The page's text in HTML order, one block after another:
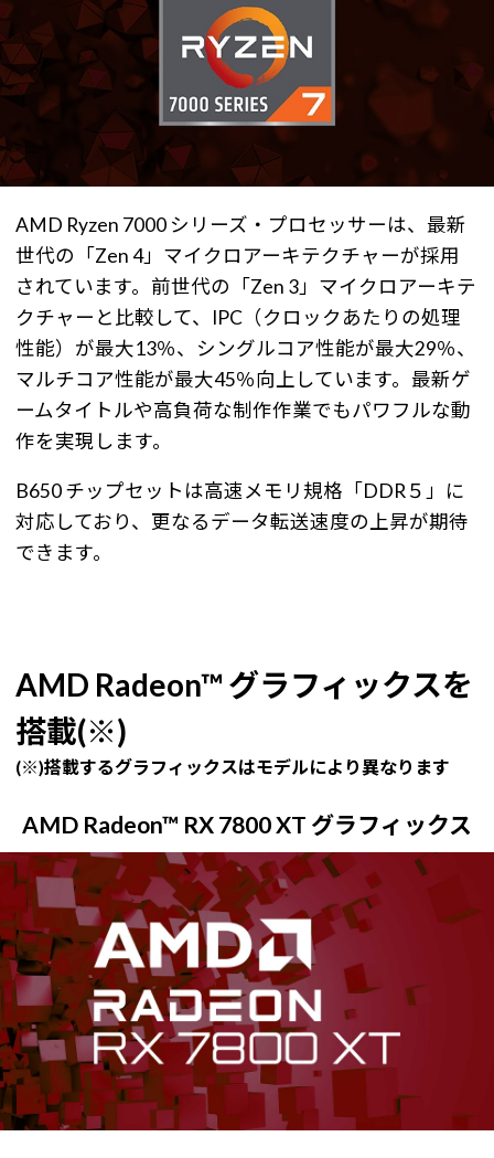
AMD Ryzen 7000 シリーズ・プロセッサーは、最新
世代の「Zen 4」マイクロアーキテクチャーが採用
されています。前世代の「Zen 3」マイクロアーキテ
クチャーと比較して、IPC（クロックあたりの処理
性能）が最大13％、シングルコア性能が最大29％、
マルチコア性能が最大45％向上しています。最新ゲ
ームタイトルや高負荷な制作作業でもパワフルな動
作を実現します。
B650 チップセットは高速メモリ規格「DDR５」に
対応しており、更なるデータ転送速度の上昇が期待
できます。
AMD Radeon™ グラフィックスを
搭載(※)
(※)搭載するグラフィックスはモデルにより異なります
AMD Radeon™ RX 7800 XT グラフィックス